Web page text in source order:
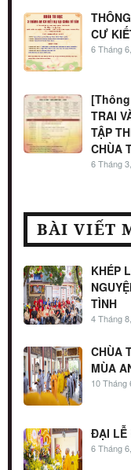
CƯ
6 Tháng
TRAI
TẬP
CHÙA
6 Tháng
BÀI VIẾT
KHÉP
TÌNH
4 Tháng
CHÙA
MÙA
10 Tháng
ĐẠI LỄ
6 Tháng